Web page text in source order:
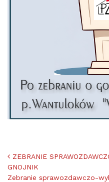
Nawigacja
ZEBRANIE
GNOJNIK
Zebranie sprawozdawczo-